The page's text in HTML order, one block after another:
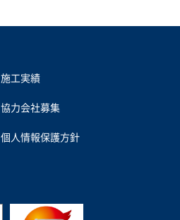
施工実績
協力会社募集
個人情報保護方針